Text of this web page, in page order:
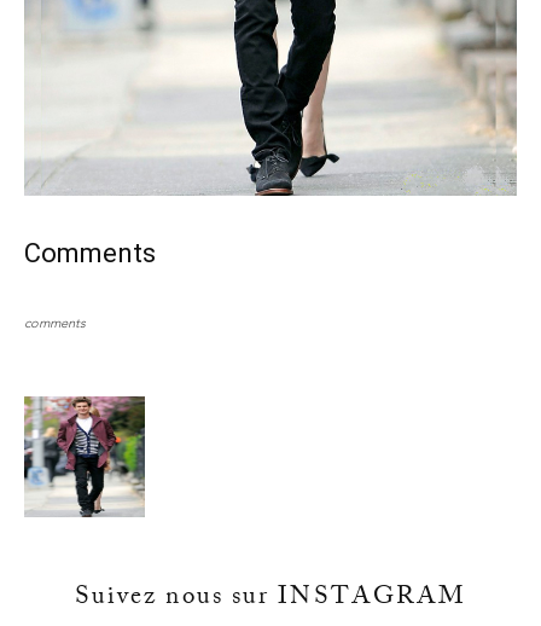
Comments
comments
Suivez nous sur INSTAGRAM